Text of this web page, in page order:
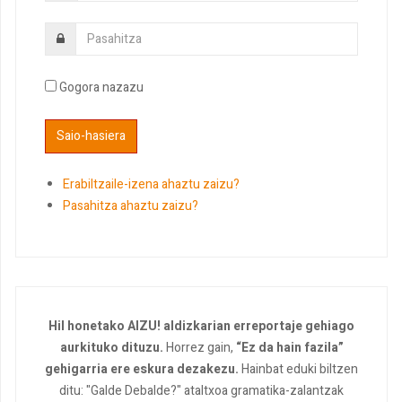
Gogora nazazu
Erabiltzaile-izena ahaztu zaizu?
Pasahitza ahaztu zaizu?
Hil honetako AIZU! aldizkarian erreportaje gehiago
aurkituko dituzu.Horrez gain, “Ez da hain fazila”
gehigarria ere eskura dezakezu.Hainbat eduki biltzen
ditu: "Galde Debalde?" ataltxoa gramatika-zalantzak